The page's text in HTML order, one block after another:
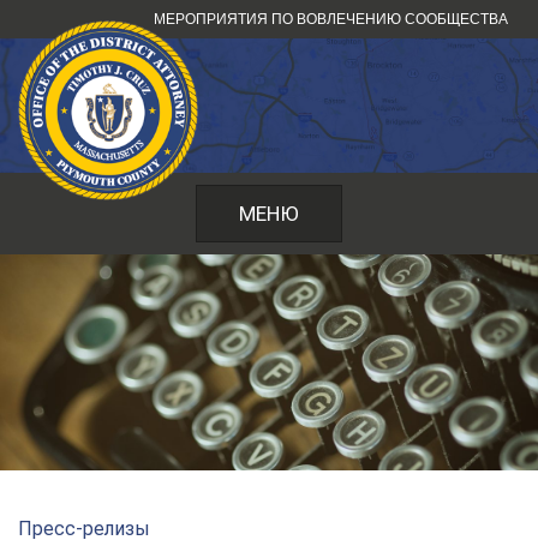
к
содержанию
МЕРОПРИЯТИЯ ПО ВОВЛЕЧЕНИЮ СООБЩЕСТВА
МЕНЮ
Пресс-релизы